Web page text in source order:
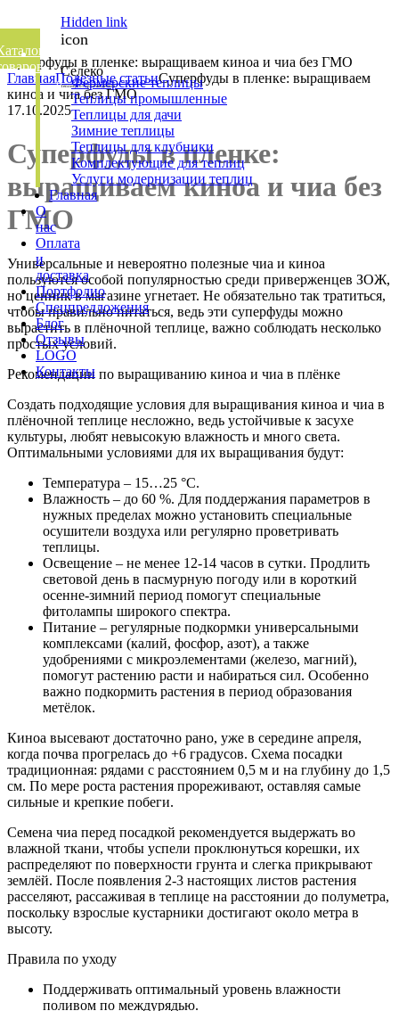
Hidden link
icon
Селеко
Теплицы от производителя
Please
enter
key
search
to
display
results.
Фермерские теплицы
Теплицы промышленные
Теплицы для дачи
Зимние теплицы
Теплицы для клубники
Комплектующие для теплиц
Услуги модернизации теплиц
Главная
О
нас
Оплата
и
доставка
Портфолио
Спецпредложения
Блог
Отзывы
LOGO
Контакты
Суперфуды в пленке: выращиваем киноа и чиа без ГМО
ГлавнаяПолезные статьиСуперфуды в пленке: выращиваем
киноа и чиа без ГМО
17.10.2025
Суперфуды в пленке:
выращиваем киноа и чиа без
ГМО
Универсальные и невероятно полезные чиа и киноа
пользуются особой популярностью среди приверженцев ЗОЖ,
но ценник в магазине угнетает. Не обязательно так тратиться,
чтобы правильно питаться, ведь эти суперфуды можно
вырастить в плёночной теплице, важно соблюдать несколько
простых условий.
Рекомендации по выращиванию киноа и чиа в плёнке
Создать подходящие условия для выращивания киноа и чиа в
плёночной теплице несложно, ведь устойчивые к засухе
культуры, любят невысокую влажность и много света.
Оптимальными условиями для их выращивания будут:
Температура – 15…25 °С.
Влажность – до 60 %. Для поддержания параметров в
нужных пределах можно установить специальные
осушители воздуха или регулярно проветривать
теплицы.
Освещение – не менее 12-14 часов в сутки. Продлить
световой день в пасмурную погоду или в короткий
осенне-зимний период помогут специальные
фитолампы широкого спектра.
Питание – регулярные подкормки универсальными
комплексами (калий, фосфор, азот), а также
удобрениями с микроэлементами (железо, магний),
помогут растению расти и набираться сил. Особенно
важно подкормить растения в период образования
метёлок.
Киноа высевают достаточно рано, уже в середине апреля,
когда почва прогрелась до +6 градусов. Схема посадки
традиционная: рядами с расстоянием 0,5 м и на глубину до 1,5
см. По мере роста растения прореживают, оставляя самые
сильные и крепкие побеги.
Семена чиа перед посадкой рекомендуется выдержать во
влажной ткани, чтобы успели проклюнуться корешки, их
распределяют по поверхности грунта и слегка прикрывают
землёй. После появления 2-3 настоящих листов растения
расселяют, рассаживая в теплице на расстоянии до полуметра,
поскольку взрослые кустарники достигают около метра в
высоту.
Правила по уходу
Поддерживать оптимальный уровень влажности
поливом по междурядью.